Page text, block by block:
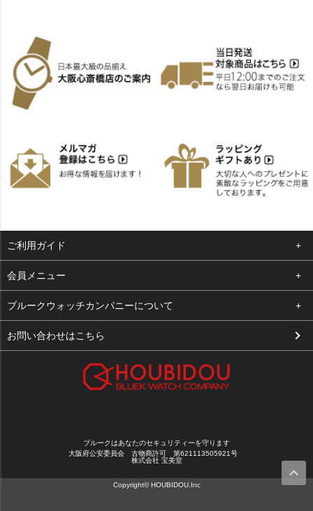
ご利用ガイド
よくある質問
支払い・送料
お客様の声
会員メニュー
ログイン
お気に入り
ブルークウォッチカンパニーについて
会社概要
お問い合わせはこちら
ブルークはあなたのセキュリティーを守ります
大阪府公安委員会 古物商許可 第621113505921号
株式会社 宝美堂
Copyright© HOUBIDOU.Inc